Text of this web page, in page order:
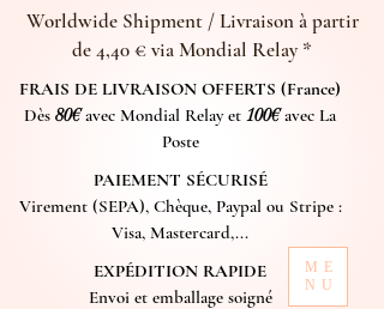
Worldwide Shipment / Livraison à partir
de 4,40 € via Mondial Relay *
FRAIS DE LIVRAISON OFFERTS (France)
Dès 80€avec Mondial Relay et 100€avec La
Poste
PAIEMENT SÉCURISÉ
Virement (SEPA), Chèque, Paypal ou Stripe :
Visa, Mastercard,...
EXPÉDITION RAPIDE
Envoi et emballage soigné
ME
NU